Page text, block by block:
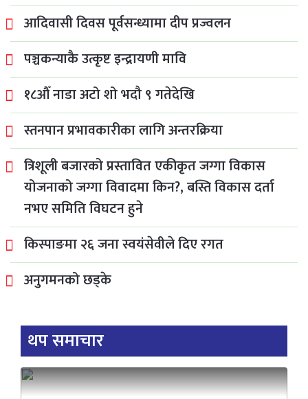
आदिवासी दिवस पूर्वसन्ध्यामा दीप प्रज्वलन
पञ्चकन्याकै उत्कृष्ट इन्द्रायणी मावि
१८औँ नाडा अटो शो भदौ ९ गतेदेखि
स्तनपान प्रभावकारीका लागि अन्तरक्रिया
त्रिशूली बजारको प्रस्तावित एकीकृत जग्गा विकास
योजनाको जग्गा विवादमा किन?, बस्ति विकास दर्ता
नभए समिति विघटन हुने
किस्पाङमा २६ जना स्वयंसेवीले दिए रगत
अनुगमनको छड्के
थप समाचार